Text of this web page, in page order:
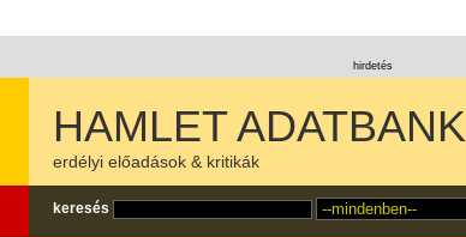
hirdetés
HAMLET ADATBANK
erdélyi előadások & kritikák
keresés